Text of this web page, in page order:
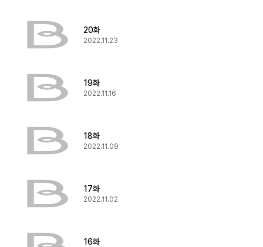
20화
2022.11.23
19화
2022.11.16
18화
2022.11.09
17화
2022.11.02
16화